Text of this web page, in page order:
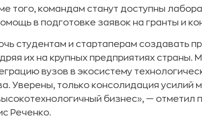
того, командам станут доступны
в подготовке заявок на гранты и
студентам и стартаперам создавать
их на крупных предприятиях страны.
вузов в экосистему
Уверены, только консолидация усилий
бизнес», — отметил
Реченко.